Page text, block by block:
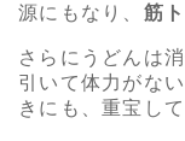
源にもなり、 筋
さらにうどんは
引いて体力がな
きにも、重宝し